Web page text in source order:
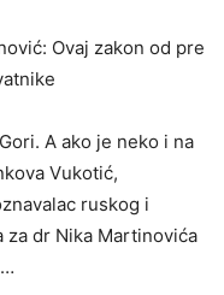
Ovaj zakon od pre
A ako je neko i na
Vukotić,
ruskog i
za dr Nika Martinovića